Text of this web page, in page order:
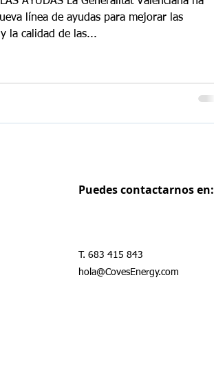
línea de ayudas para mejorar las
la calidad de las...
Puedes contactarnos en:
T. 683 415 843
hola@CovesEnergy.com